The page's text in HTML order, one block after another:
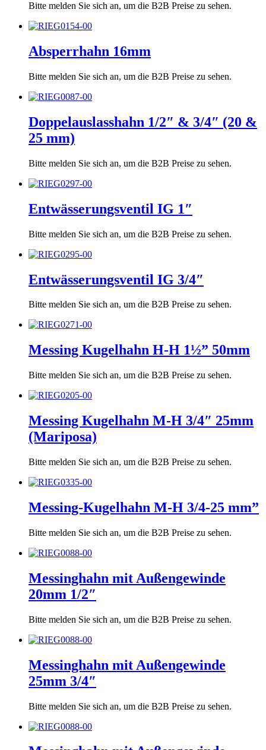
Bitte melden Sie sich an, um die B2B Preise zu sehen.
Absperrhahn 16mm
Bitte melden Sie sich an, um die B2B Preise zu sehen.
Doppelauslasshahn 1/2″ & 3/4″ (20 &
25 mm)
Bitte melden Sie sich an, um die B2B Preise zu sehen.
Entwässerungsventil IG 1″
Bitte melden Sie sich an, um die B2B Preise zu sehen.
Entwässerungsventil IG 3/4″
Bitte melden Sie sich an, um die B2B Preise zu sehen.
Messing Kugelhahn H-H 1½” 50mm
Bitte melden Sie sich an, um die B2B Preise zu sehen.
Messing Kugelhahn M-H 3/4″ 25mm
(Mariposa)
Bitte melden Sie sich an, um die B2B Preise zu sehen.
Messing-Kugelhahn M-H 3/4-25 mm”
Bitte melden Sie sich an, um die B2B Preise zu sehen.
Messinghahn mit Außengewinde
20mm 1/2″
Bitte melden Sie sich an, um die B2B Preise zu sehen.
Messinghahn mit Außengewinde
25mm 3/4″
Bitte melden Sie sich an, um die B2B Preise zu sehen.